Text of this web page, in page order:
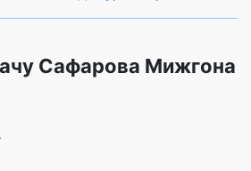
Сафарова Мижгона